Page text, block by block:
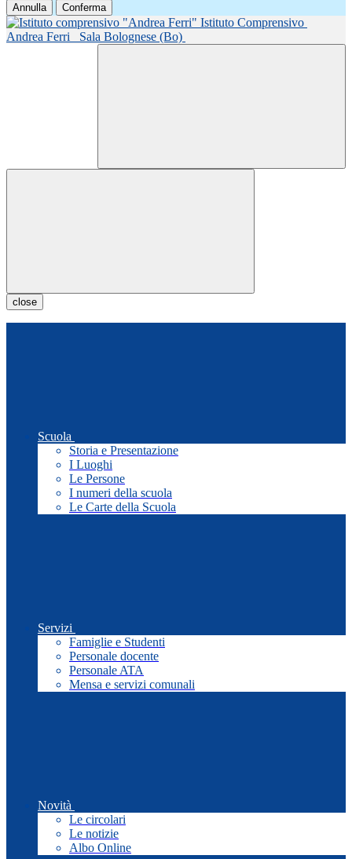
Annulla Conferma
Istituto Comprensivo
Andrea Ferri
Sala Bolognese (Bo)
close
Scuola
Storia e Presentazione
I Luoghi
Le Persone
I numeri della scuola
Le Carte della Scuola
Servizi
Famiglie e Studenti
Personale docente
Personale ATA
Mensa e servizi comunali
Novità
Le circolari
Le notizie
Albo Online